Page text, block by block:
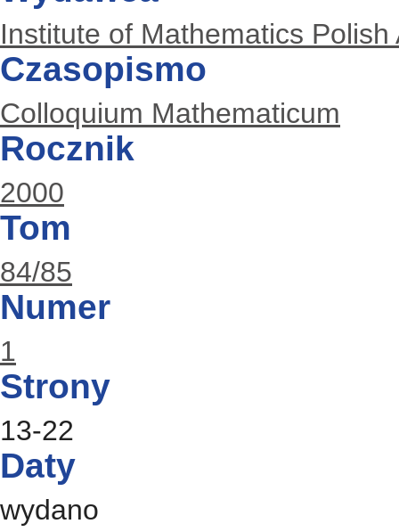
Institute of Mathematics
Czasopismo
Colloquium Mathematicum
Rocznik
2000
Tom
84/85
Numer
1
Strony
13-22
Daty
wydano